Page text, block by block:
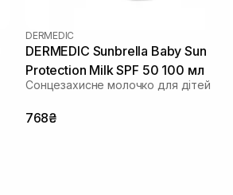
DERMEDIC
DERMEDIC Sunbrella Baby Sun
Protection Milk SPF 50 100 мл
Сонцезахисне молочко для дітей
768₴